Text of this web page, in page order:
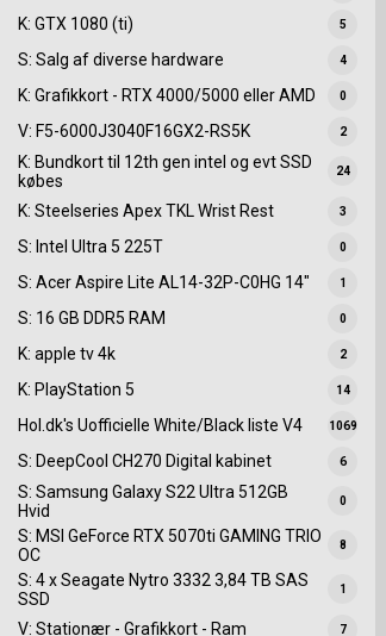
K: GTX 1080 (ti) 5
S: Salg af diverse hardware 4
K: Grafikkort - RTX 4000/5000 eller AMD 0
V: F5-6000J3040F16GX2-RS5K 2
K: Bundkort til 12th gen intel og evt SSD
købes
24
K: Steelseries Apex TKL Wrist Rest 3
S: Intel Ultra 5 225T 0
S: Acer Aspire Lite AL14-32P-C0HG 14" 1
S: 16 GB DDR5 RAM 0
K: apple tv 4k 2
K: PlayStation 5 14
Hol.dk's Uofficielle White/Black liste V4 1069
S: DeepCool CH270 Digital kabinet 6
S: Samsung Galaxy S22 Ultra 512GB
Hvid
0
S: MSI GeForce RTX 5070ti GAMING TRIO
OC
8
S: 4 x Seagate Nytro 3332 3,84 TB SAS
SSD
1
V: Stationær - Grafikkort - Ram 7